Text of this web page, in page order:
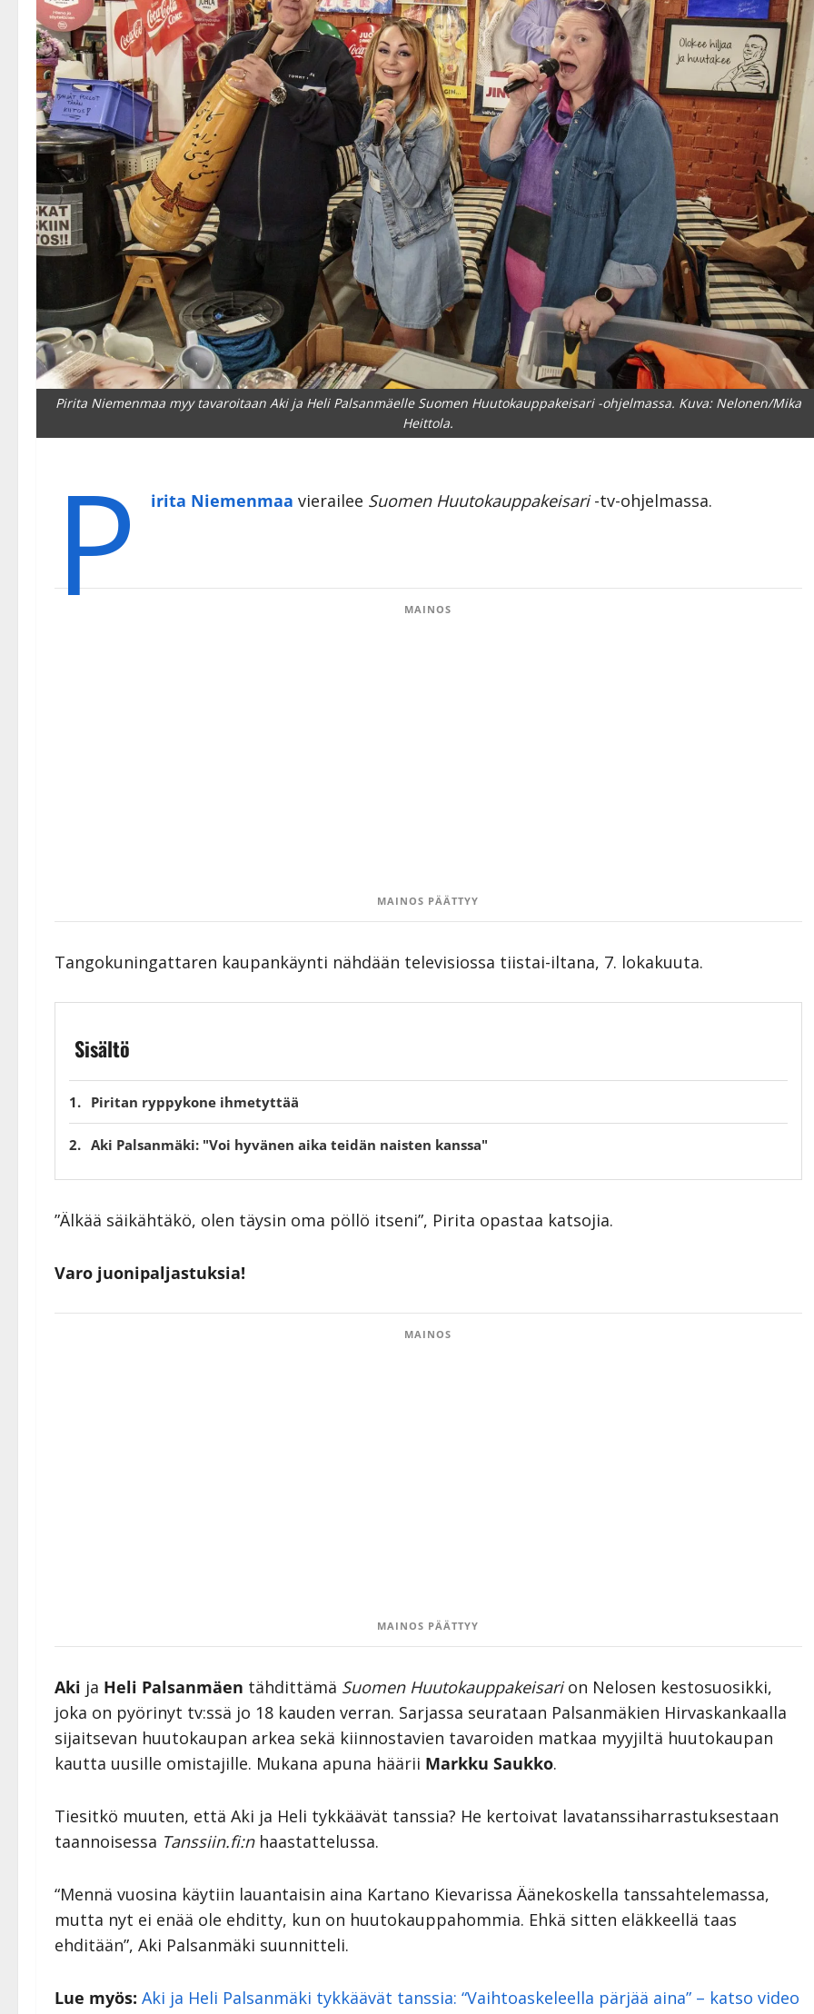
Pirita Niemenmaa myy tavaroitaan Aki ja Heli Palsanmäelle Suomen Huutokauppakeisari -ohjelmassa. Kuva: Nelonen/Mika
Heittola.
P irita Niemenmaa vierailee Suomen Huutokauppakeisari-tv-ohjelmassa.
MAINOS
MAINOS PÄÄTTYY
Tangokuningattaren kaupankäynti nähdään televisiossa tiistai-iltana, 7. lokakuuta.
Sisältö
Piritan ryppykone ihmetyttää
Aki Palsanmäki: "Voi hyvänen aika teidän naisten kanssa"
”Älkää säikähtäkö, olen täysin oma pöllö itseni”, Pirita opastaa katsojia.
Varo juonipaljastuksia!
MAINOS
MAINOS PÄÄTTYY
Aki ja Heli Palsanmäen tähdittämä Suomen Huutokauppakeisarion Nelosen kestosuosikki,
joka on pyörinyt tv:ssä jo 18 kauden verran. Sarjassa seurataan Palsanmäkien Hirvaskankaalla
sijaitsevan huutokaupan arkea sekä kiinnostavien tavaroiden matkaa myyjiltä huutokaupan
kautta uusille omistajille. Mukana apuna häärii Markku Saukko.
Tiesitkö muuten, että Aki ja Heli tykkäävät tanssia? He kertoivat lavatanssiharrastuksestaan
taannoisessa Tanssiin.fi:nhaastattelussa.
“Mennä vuosina käytiin lauantaisin aina Kartano Kievarissa Äänekoskella tanssahtelemassa,
mutta nyt ei enää ole ehditty, kun on huutokauppahommia. Ehkä sitten eläkkeellä taas
ehditään”, Aki Palsanmäki suunnitteli.
Lue myös: Aki ja Heli Palsanmäki tykkäävät tanssia: “Vaihtoaskeleella pärjää aina” – katso video